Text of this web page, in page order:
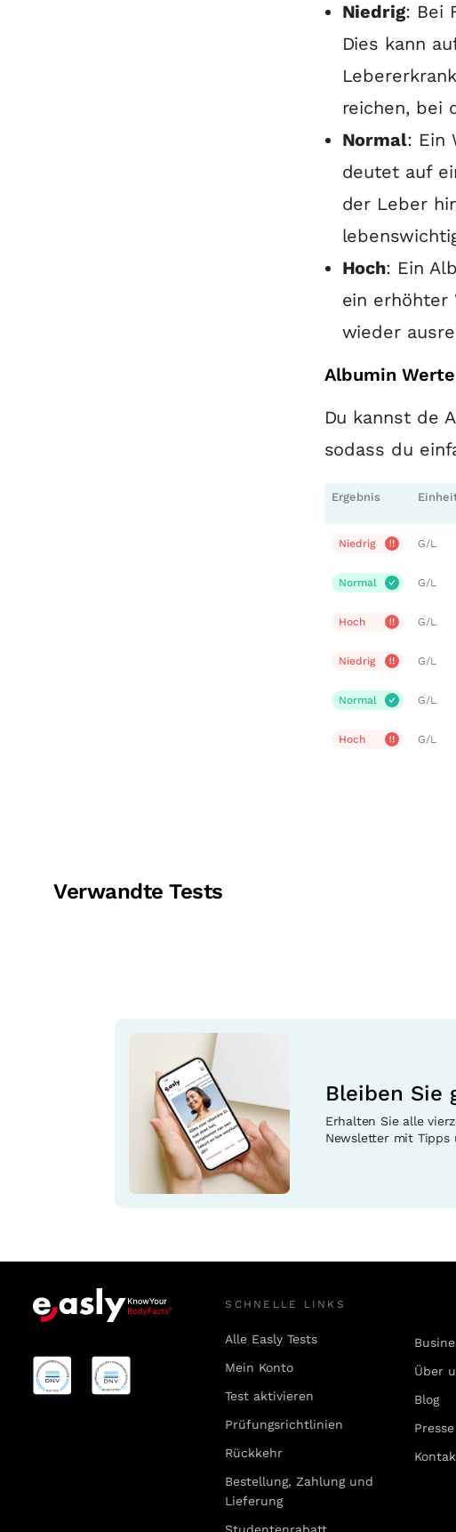
Niedrig: Bei
Dies kann
reichen, bei
Normal: Ein
deutet auf
der Leber
Hoch: Ein
ein erhöhter
wieder
Albumin
Du kannst de
sodass du
Ergebnis
Niedrig G/L
Normal G/L
Hoch G/L
Niedrig G/L
Normal G/L
Hoch G/L
Verwandte Tests
Bleiben Sie
Erhalten Sie alle
Newsletter mit Tipps
SCHNELLE LINKS
Alle Easly Tests
Mein Konto
Test aktivieren
Prüfungsrichtlinien
Rückkehr
Bestellung, Zahlung und
Lieferung
Studentenrabatt
Über
Blog
Presse